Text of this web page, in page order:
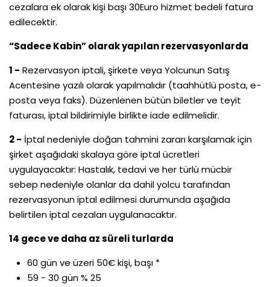
cezalara ek olarak kişi başı 30Euro hizmet bedeli fatura
edilecektir.
“Sadece Kabin” olarak yapılan rezervasyonlarda
1 - Rezervasyon iptali, şirkete veya Yolcunun Satış
Acentesine yazılı olarak yapılmalıdır (taahhütlü posta, e-
posta veya faks). Düzenlenen bütün biletler ve teyit
faturası, iptal bildirimiyle birlikte iade edilmelidir.
2 - İptal nedeniyle doğan tahmini zararı karşılamak için
şirket aşağıdaki skalaya göre iptal ücretleri
uygulayacaktır: Hastalık, tedavi ve her türlü mücbir
sebep nedeniyle olanlar da dahil yolcu tarafından
rezervasyonun iptal edilmesi durumunda aşağıda
belirtilen iptal cezaları uygulanacaktır.
14 gece ve daha az süreli turlarda
60 gün ve üzeri 50€ kişi, başı *
59 - 30 gün % 25